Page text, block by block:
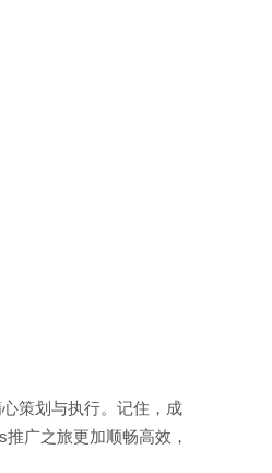
策划与执行。记住，成
广之旅更加顺畅高效，